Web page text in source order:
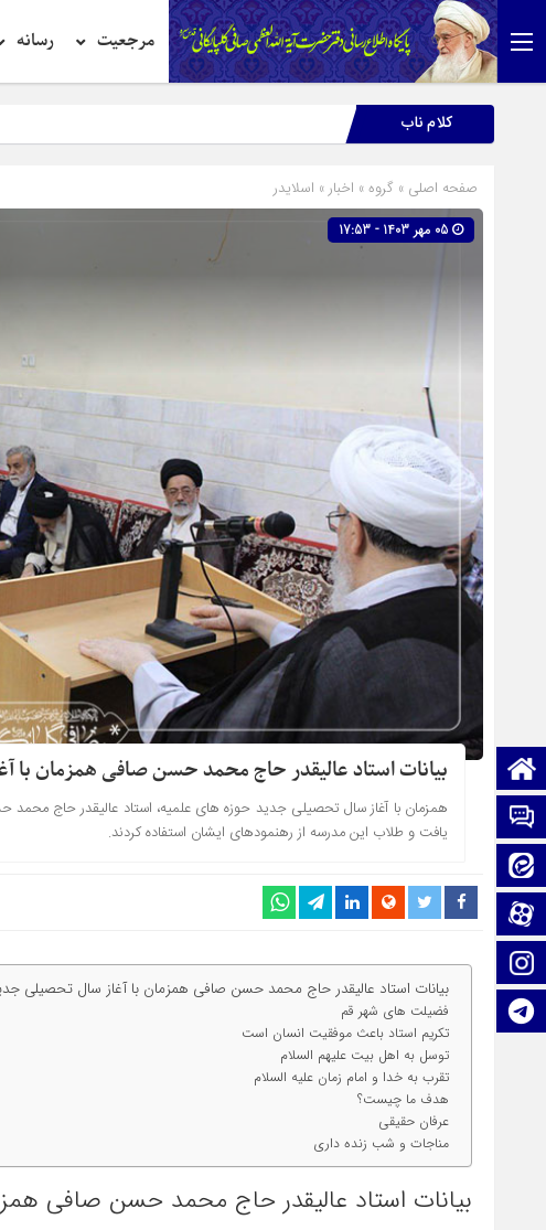
مرجعیت رسانه
صفحه نخست
تماس با ما
آپارات
اینستاگرام
کلام ناب
صفحه اصلی » گروه » اخبار » اسلایدر
بیانات استاد عالیقدر حاج محمد حسن صافی همزمان با
همزمان با آغاز سال تحصیلی جدید حوزه های علمیه، استاد عالیقدر حاج
یافت و طلاب این مدرسه از رهنمودهای ایشان استفاده کردند.
بیانات استاد عالیقدر حاج محمد حسن صافی همزمان با آغاز سال تحصیلی
فضیلت های شهر قم
تکریم استاد باعث موفقیت انسان است
توسل به اهل بیت علیهم السلام
تقرب به خدا و امام زمان علیه السلام
هدف ما چیست؟
عرفان حقیقی
مناجات و شب زنده داری
بیانات استاد عالیقدر حاج محمد حسن صافی